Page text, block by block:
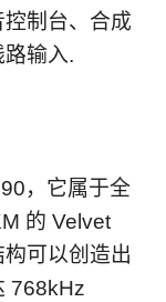
制台、合成
输入.
，它属于全
的 Velvet
可以创造出
768kHz